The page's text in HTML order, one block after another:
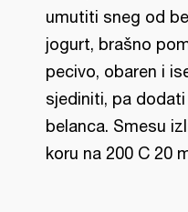
umutiti sneg od
jogurt, brašno
pecivo, obaren i
sjediniti, pa
belanca. Smesu
koru na 200 C 20